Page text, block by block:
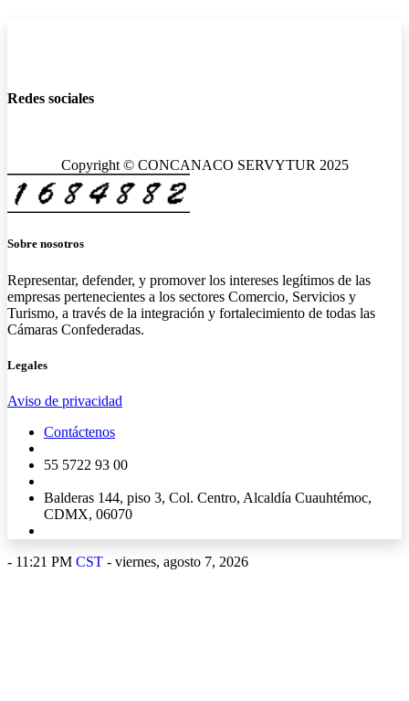
Redes sociales
Copyright © CONCANACO SERVYTUR 2025
Sobre nosotros
Representar, defender, y promover los intereses legítimos de las
empresas pertenecientes a los sectores Comercio, Servicios y
Turismo, a través de la integración y fortalecimiento de todas las
Cámaras Confederadas.
Legales
Aviso de privacidad
Contáctenos
55 5722 93 00
Balderas 144, piso 3, Col. Centro, Alcaldía Cuauhtémoc,
CDMX, 06070
- 11:21 PM CST - viernes, agosto 7, 2026